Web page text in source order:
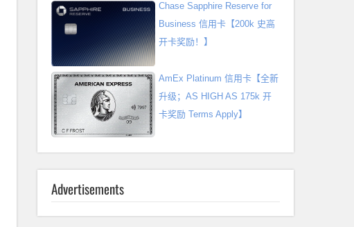
Chase Sapphire Reserve for
Business 信用卡【200k 史高
开卡奖励！】
AmEx Platinum 信用卡【全新
升级；AS HIGH AS 175k 开
卡奖励 Terms Apply】
Advertisements